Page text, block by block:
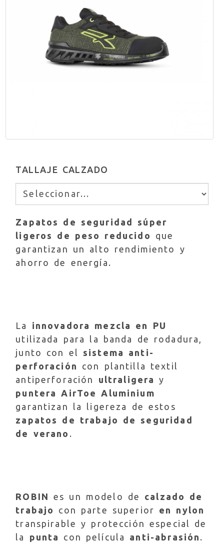
TALLAJE CALZADO
Zapatos de seguridad súper
ligeros de peso reducido
que
garantizan un alto rendimiento y
ahorro de energía.
La innovadora mezcla en PU
utilizada para la banda de rodadura,
junto con el sistema anti-
perforación
con plantilla textil
antiperforación ultraligera y
puntera AirToe Aluminium
garantizan la ligereza de estos
zapatos de trabajo de seguridad
de verano .
ROBIN es un modelo de calzado de
trabajo
con parte superior en nylon
transpirable y protección especial de
la punta con película anti-abrasión .